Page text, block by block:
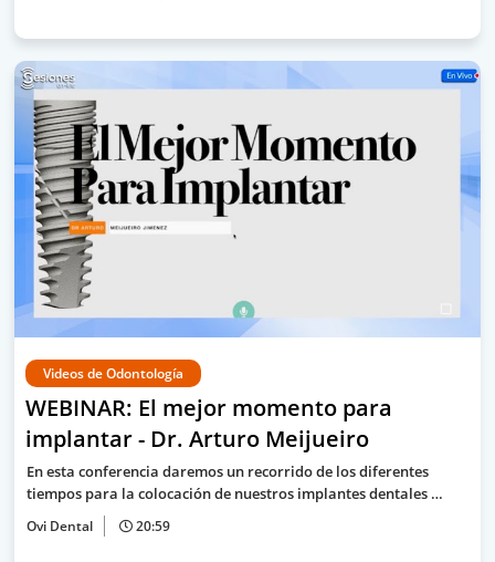
Videos de Odontología
WEBINAR: El mejor momento para
implantar - Dr. Arturo Meijueiro
En esta conferencia daremos un recorrido de los diferentes
tiempos para la colocación de nuestros implantes dentales …
Ovi Dental 20:59